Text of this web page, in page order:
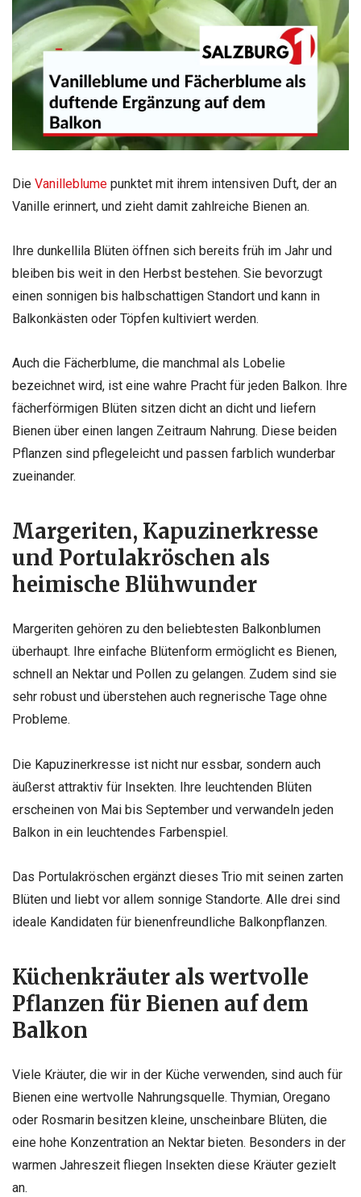
Die Vanilleblume punktet mit ihrem intensiven Duft, der an
Vanille erinnert, und zieht damit zahlreiche Bienen an.
Ihre dunkellila Blüten öffnen sich bereits früh im Jahr und
bleiben bis weit in den Herbst bestehen. Sie bevorzugt
einen sonnigen bis halbschattigen Standort und kann in
Balkonkästen oder Töpfen kultiviert werden.
Auch die Fächerblume, die manchmal als Lobelie
bezeichnet wird, ist eine wahre Pracht für jeden Balkon. Ihre
fächerförmigen Blüten sitzen dicht an dicht und liefern
Bienen über einen langen Zeitraum Nahrung. Diese beiden
Pflanzen sind pflegeleicht und passen farblich wunderbar
zueinander.
Margeriten, Kapuzinerkresse
und Portulakröschen als
heimische Blühwunder
Margeriten gehören zu den beliebtesten Balkonblumen
überhaupt. Ihre einfache Blütenform ermöglicht es Bienen,
schnell an Nektar und Pollen zu gelangen. Zudem sind sie
sehr robust und überstehen auch regnerische Tage ohne
Probleme.
Die Kapuzinerkresse ist nicht nur essbar, sondern auch
äußerst attraktiv für Insekten. Ihre leuchtenden Blüten
erscheinen von Mai bis September und verwandeln jeden
Balkon in ein leuchtendes Farbenspiel.
Das Portulakröschen ergänzt dieses Trio mit seinen zarten
Blüten und liebt vor allem sonnige Standorte. Alle drei sind
ideale Kandidaten für bienenfreundliche Balkonpflanzen.
Küchenkräuter als wertvolle
Pflanzen für Bienen auf dem
Balkon
Viele Kräuter, die wir in der Küche verwenden, sind auch für
Bienen eine wertvolle Nahrungsquelle. Thymian, Oregano
oder Rosmarin besitzen kleine, unscheinbare Blüten, die
eine hohe Konzentration an Nektar bieten. Besonders in der
warmen Jahreszeit fliegen Insekten diese Kräuter gezielt
an.